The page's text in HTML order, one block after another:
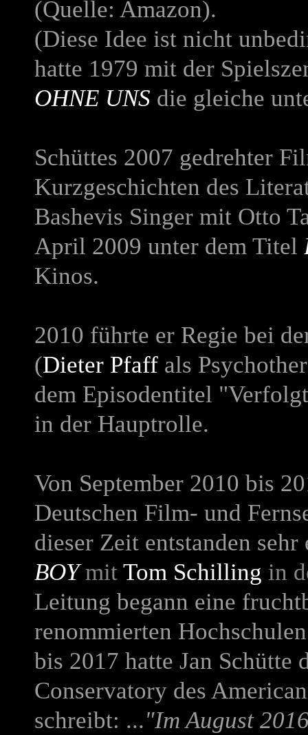
(Quelle: Amazon).
(Diese Idee ist nicht
hatte 1979 mit der
OHNE UNS die gleiche
Schüttes 2007 gedrehter
Kurzgeschichten des
Bashevis Singer mit Otto
April 2009 unter dem Titel
Kinos.
2010 führte er Regie bei
(Dieter Pfaff als
dem Episodentitel
in der Hauptrolle.
Von September 2010 bis
Deutschen Film- und
dieser Zeit entstanden
BOY mit Tom Schilling in
Leitung begann eine
renommierten
bis 2017 hatte Jan Schütte
Conservatory des
schreibt: ..."Im August